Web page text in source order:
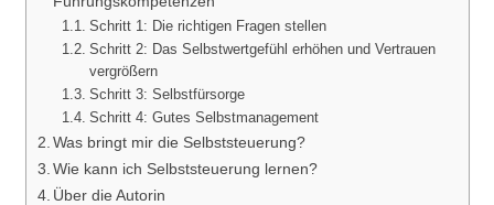
Schritt 1: Die richtigen Fragen stellen
Schritt 2: Das Selbstwertgefühl erhöhen und Vertrauen
vergrößern
Schritt 3: Selbstfürsorge
Schritt 4: Gutes Selbstmanagement
Was bringt mir die Selbststeuerung?
Wie kann ich Selbststeuerung lernen?
Über die Autorin